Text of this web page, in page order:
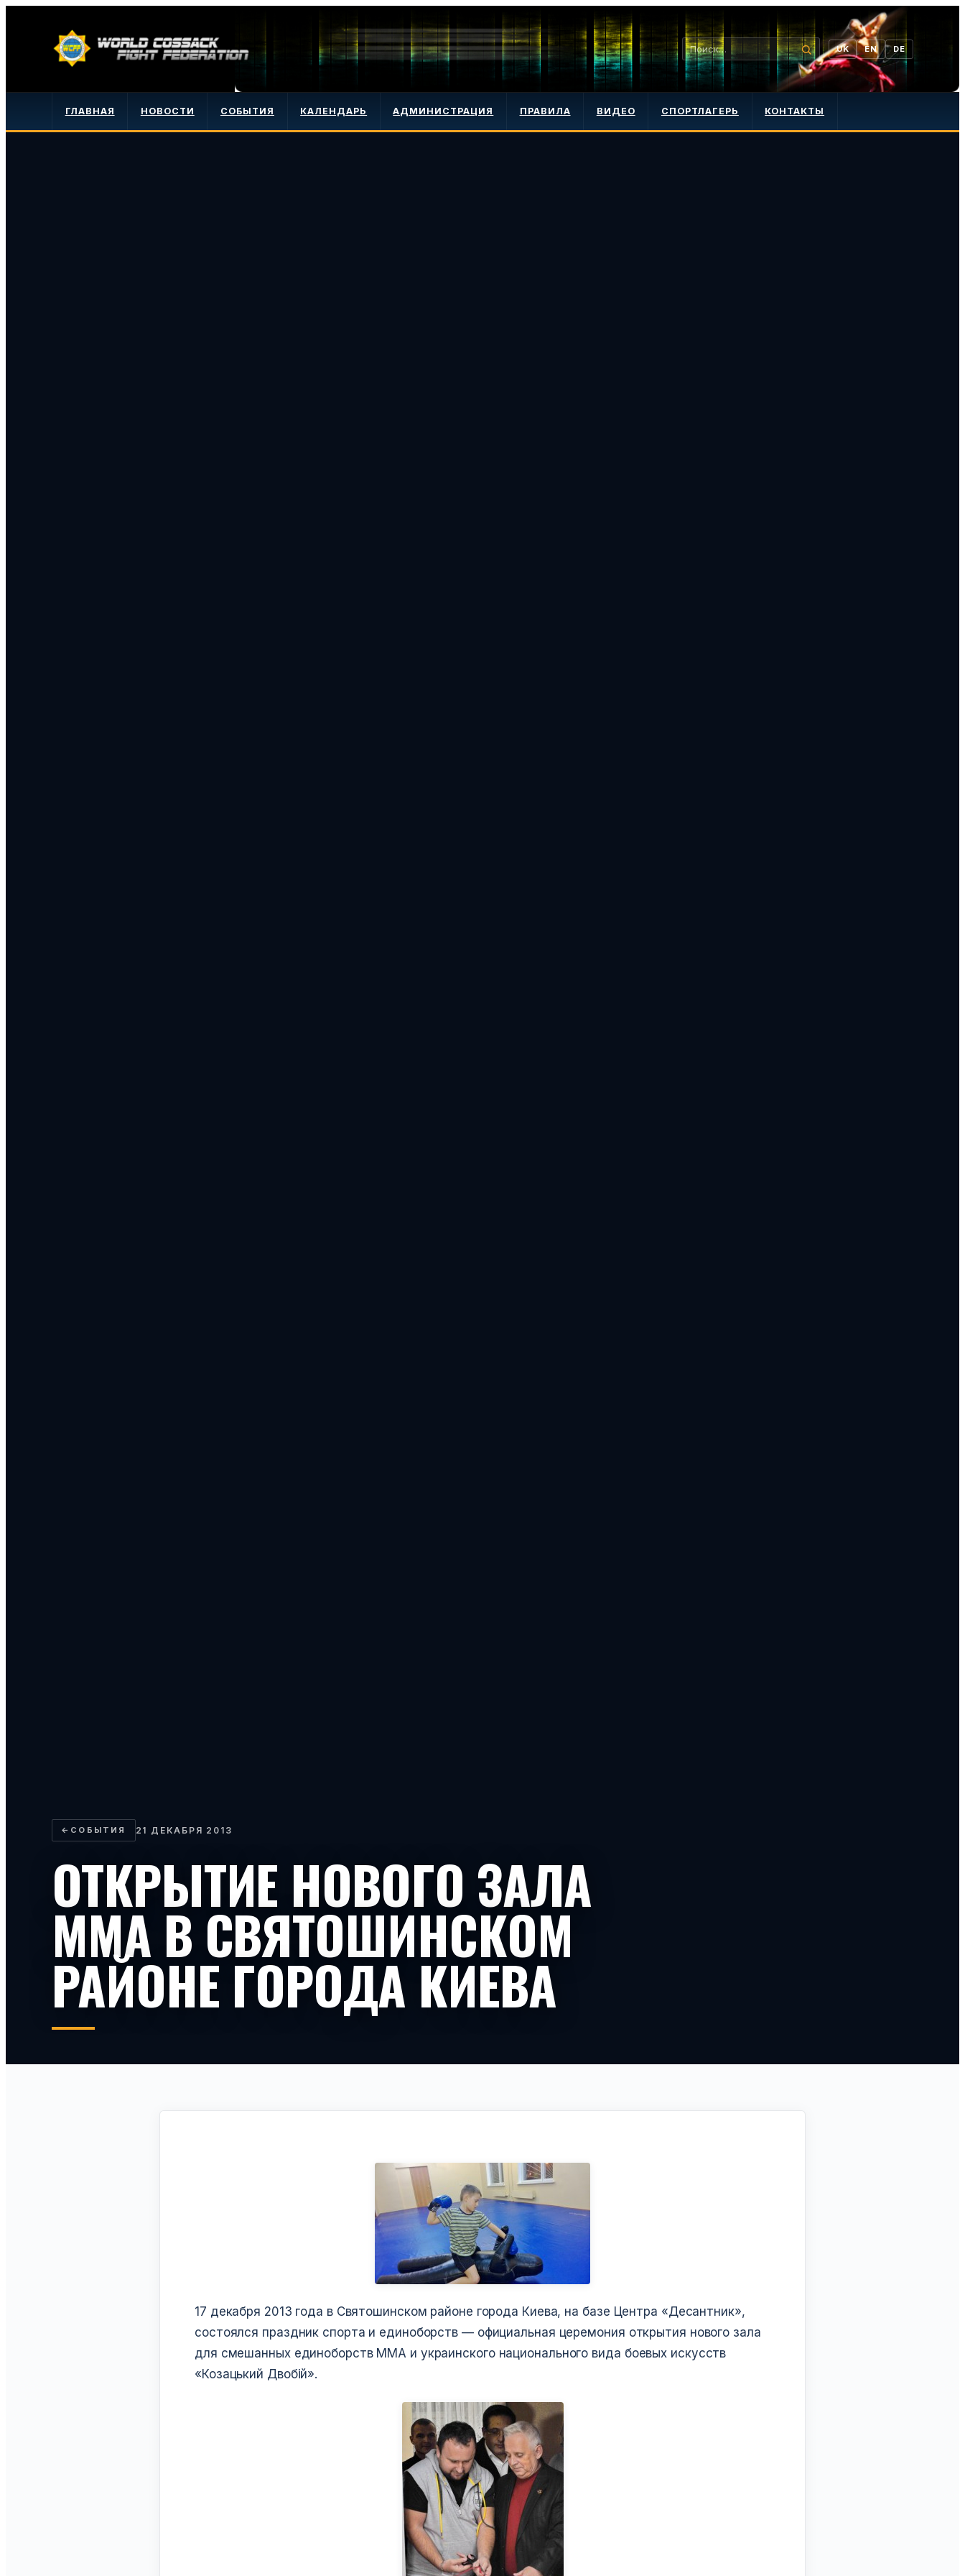
UK EN DE
ГЛАВНАЯ НОВОСТИ СОБЫТИЯ КАЛЕНДАРЬ АДМИНИСТРАЦИЯ ПРАВИЛА ВИДЕО СПОРТЛАГЕРЬ КОНТАКТЫ
← СОБЫТИЯ 21 ДЕКАБРЯ 2013
ОТКРЫТИЕ НОВОГО ЗАЛА
ММА В СВЯТОШИНСКОМ
РАЙОНЕ ГОРОДА КИЕВА
17 декабря 2013 года в Святошинском районе города Киева, на базе Центра «Десантник»,
состоялся праздник спорта и единоборств — официальная церемония открытия нового зала
для смешанных единоборств ММА и украинского национального вида боевых искусств
«Козацький Двобій».